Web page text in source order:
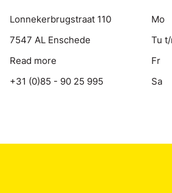
Lonnekerbrugstraat 110
7547 AL Enschede
Read more
+31 (0)85 - 90 25 995
Mo
Tu
Fr
Sa